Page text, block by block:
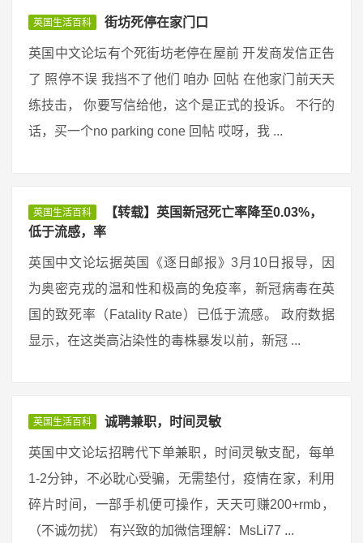
英国生活百科 街坊死停在家门口
英国中文论坛有个死街坊老停在屋前 开发商发信正告
了 照停不误 我挡不了他们 咱办 回帖 在他家门前天天
练技击， 你要写信给他，这个是正式的投诉。 不行的
话，买一个no parking cone 回帖 哎呀，我 ...
英国生活百科
【转载】英国新冠死亡率降至0.03%，
低于流感，率
英国中文论坛据英国《逐日邮报》3月10日报导，因
为奥密克戎的温和性和极高的免疫率，新冠病毒在英
国的致死率（Fatality Rate）已低于流感。 政府数据
显示，在这类高沾染性的毒株暴发以前，新冠 ...
英国生活百科 诚聘兼职，时间灵敏
英国中文论坛招聘代下单兼职，时间灵敏支配，每单
1-2分钟，不必耽心受骗，无需垫付，疫情在家，利用
碎片时间，一部手机便可操作，天天可赚200+rmb，
（不诚勿扰） 有兴致的加微信理解：MsLi77 ...